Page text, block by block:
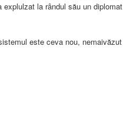
la rândul său un diplomat
este ceva nou, nemaivăzut